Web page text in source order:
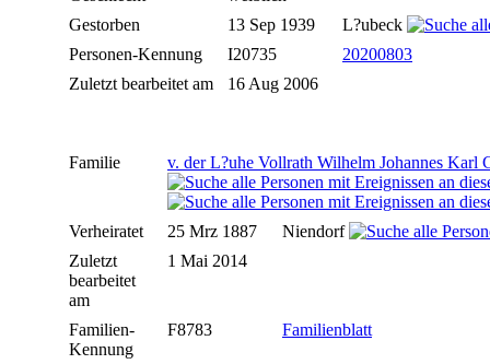
Gestorben
13 Sep 1939
L?ubeck
Personen-Kennung
I20735
20200803
Zuletzt bearbeitet am
16 Aug 2006
Familie v. der L?uhe Vollrath Wilhelm Johannes Karl
Verheiratet 25 Mrz 1887
Niendorf
Zuletzt
bearbeitet
am
1 Mai 2014
Familien-
Kennung
F8783 Familienblatt